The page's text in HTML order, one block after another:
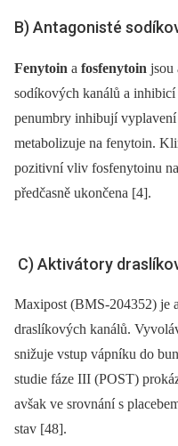
B) Antagonisté
Fenytoin a fosfenytoin jsou
sodíkových kanálů a
penumbry inhibují
metabolizuje na fenytoin.
pozitivní vliv fosfenytoinu
předčasně ukončena [4].
C) Aktivátory
Maxipost (BMS-204352) je
draslíkových kanálů.
snižuje vstup vápníku do
studie fáze III (POST)
avšak ve srovnání s
stav [48].